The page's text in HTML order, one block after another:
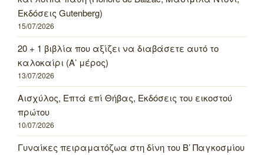
Εκδόσεις Gutenberg)
15/07/2026
20 + 1 βιβλία που αξίζει να διαβάσετε αυτό το
καλοκαίρι (Α’ μέρος)
13/07/2026
Αισχύλος, Επτά επί Θήβας, Εκδόσεις του εικοστού
πρώτου
10/07/2026
Γυναίκες πειραματόζωα στη δίνη του Β’ Παγκοσμίου